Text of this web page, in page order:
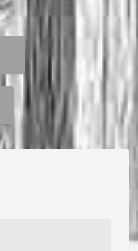
Previous
Post: